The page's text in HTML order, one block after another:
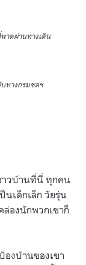
าดผ่านทางเดิน
บทางกรมชลฯ
าวบ้านที่นี่ ทุกคน
นเด็กเล็ก วัยรุ่น
องนักพวกเขาก็
องบ้านของเขา